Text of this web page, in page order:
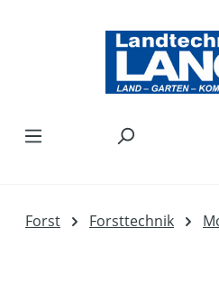
Forst Forsttechnik